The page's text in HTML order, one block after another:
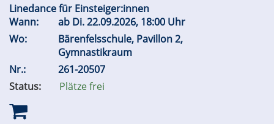
Linedance für Einsteiger:innen
Wann:
ab Di.22.09.2026, 18:00 Uhr
Wo:
Bärenfelsschule, Pavillon 2,
Gymnastikraum
Nr.:
261-20507
Status:
Plätze frei